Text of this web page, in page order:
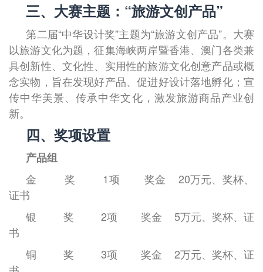
三、大赛主题：“旅游文创产品”
第二届“中华设计奖”主题为“旅游文创产品”。大赛
以旅游文化为题，征集海峡两岸暨香港、澳门各类兼
具创新性、文化性、实用性的旅游文化创意产品或概
念实物，旨在发现好产品、促进好设计落地孵化；宣
传中华美景、传承中华文化，激发旅游商品产业创
新。
四、奖项设置
产品组
金
奖 1项 奖金 20万元、奖杯、
证书
银
奖 2项 奖金 5万元、奖杯、证
书
铜
奖 3项 奖金 2万元、奖杯、证